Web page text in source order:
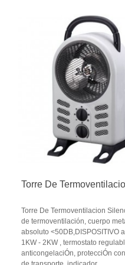
Torre De
Torre De Termoventilacion
de termoventilación, cuerpo
absoluto <50DB,DISPOSITIVO
1KW - 2KW , termostato
anticongelaciÓn, protecciÓn